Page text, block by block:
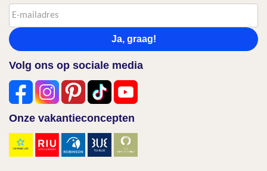
Ja, graag!
Volg ons op sociale media
Onze vakantieconcepten